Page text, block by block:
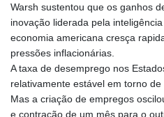
Warsh sustentou que os ganhos
inovação liderada pela
economia americana cresça
pressões inflacionárias.
A taxa de desemprego nos
relativamente estável em torno
Mas a criação de empregos
e contração de um mês para o